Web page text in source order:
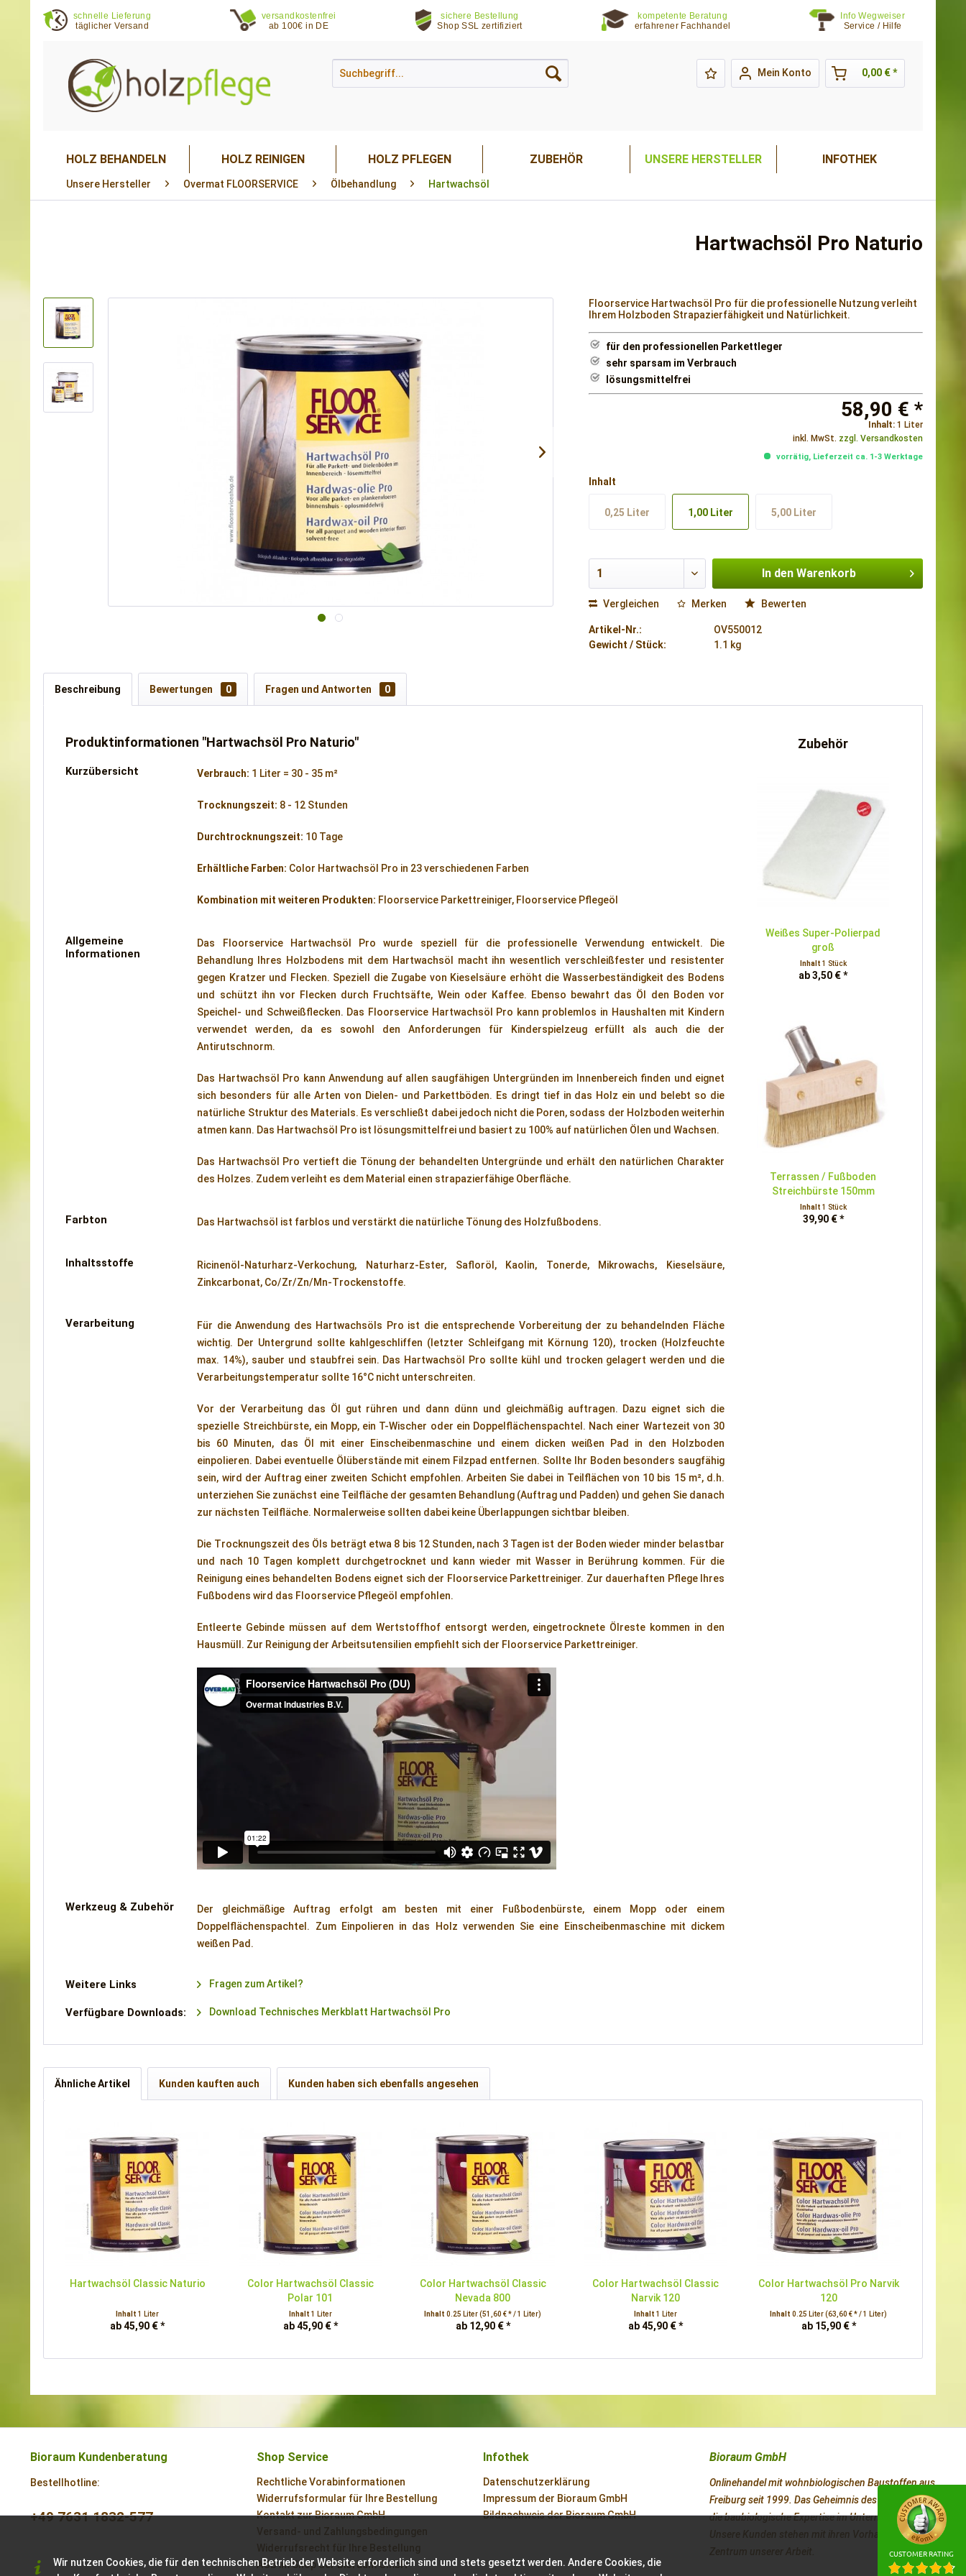
schnelle Lieferung
täglicher Versand
versandkostenfrei
ab 100€ in DE
sichere Bestellung
Shop SSL zertifiziert
kompetente Beratung
erfahrener Fachhandel
Info Wegweiser
Service / Hilfe
Mein Konto 0,00 € *
HOLZ BEHANDELN HOLZ REINIGEN HOLZ PFLEGEN ZUBEHÖR UNSERE HERSTELLER INFOTHEK
Unsere Hersteller Overmat FLOORSERVICE Ölbehandlung Hartwachsöl
Hartwachsöl Pro Naturio
Floorservice Hartwachsöl Pro für die professionelle Nutzung verleiht
Ihrem Holzboden Strapazierfähigkeit und Natürlichkeit.
für den professionellen Parkettleger
sehr sparsam im Verbrauch
lösungsmittelfrei
58,90 € *
Inhalt: 1 Liter
inkl. MwSt. zzgl. Versandkosten
vorrätig, Lieferzeit ca. 1-3 Werktage
Inhalt
0,25 Liter 1,00 Liter 5,00 Liter
In den Warenkorb
Vergleichen Merken Bewerten
Artikel-Nr.:
OV550012
Gewicht / Stück:
1.1 kg
Beschreibung Bewertungen 0 Fragen und Antworten 0
Produktinformationen "Hartwachsöl Pro Naturio"
Kurzübersicht Verbrauch: 1 Liter = 30 - 35 m²
Trocknungszeit: 8 - 12 Stunden
Durchtrocknungszeit: 10 Tage
Erhältliche Farben: Color Hartwachsöl Pro in 23 verschiedenen Farben
Kombination mit weiteren Produkten: Floorservice Parkettreiniger, Floorservice Pflegeöl
Allgemeine
Informationen
Das Floorservice Hartwachsöl Pro wurde speziell für die professionelle Verwendung entwickelt. Die
Behandlung Ihres Holzbodens mit dem Hartwachsöl macht ihn wesentlich verschleißfester und resistenter
gegen Kratzer und Flecken. Speziell die Zugabe von Kieselsäure erhöht die Wasserbeständigkeit des Bodens
und schützt ihn vor Flecken durch Fruchtsäfte, Wein oder Kaffee. Ebenso bewahrt das Öl den Boden vor
Speichel- und Schweißflecken. Das Floorservice Hartwachsöl Pro kann problemlos in Haushalten mit Kindern
verwendet werden, da es sowohl den Anforderungen für Kinderspielzeug erfüllt als auch die der
Antirutschnorm.
Das Hartwachsöl Pro kann Anwendung auf allen saugfähigen Untergründen im Innenbereich finden und eignet
sich besonders für alle Arten von Dielen- und Parkettböden. Es dringt tief in das Holz ein und belebt so die
natürliche Struktur des Materials. Es verschließt dabei jedoch nicht die Poren, sodass der Holzboden weiterhin
atmen kann. Das Hartwachsöl Pro ist lösungsmittelfrei und basiert zu 100% auf natürlichen Ölen und Wachsen.
Das Hartwachsöl Pro vertieft die Tönung der behandelten Untergründe und erhält den natürlichen Charakter
des Holzes. Zudem verleiht es dem Material einen strapazierfähige Oberfläche.
Farbton Das Hartwachsöl ist farblos und verstärkt die natürliche Tönung des Holzfußbodens.
Inhaltsstoffe
Ricinenöl-Naturharz-Verkochung, Naturharz-Ester, Safloröl, Kaolin, Tonerde, Mikrowachs, Kieselsäure,
Zinkcarbonat, Co/Zr/Zn/Mn-Trockenstoffe.
Verarbeitung
Für die Anwendung des Hartwachsöls Pro ist die entsprechende Vorbereitung der zu behandelnden Fläche
wichtig. Der Untergrund sollte kahlgeschliffen (letzter Schleifgang mit Körnung 120), trocken (Holzfeuchte
max. 14%), sauber und staubfrei sein. Das Hartwachsöl Pro sollte kühl und trocken gelagert werden und die
Verarbeitungstemperatur sollte 16°C nicht unterschreiten.
Vor der Verarbeitung das Öl gut rühren und dann dünn und gleichmäßig auftragen. Dazu eignet sich die
spezielle Streichbürste, ein Mopp, ein T-Wischer oder ein Doppelflächenspachtel. Nach einer Wartezeit von 30
bis 60 Minuten, das Öl mit einer Einscheibenmaschine und einem dicken weißen Pad in den Holzboden
einpolieren. Dabei eventuelle Ölüberstände mit einem Filzpad entfernen. Sollte Ihr Boden besonders saugfähig
sein, wird der Auftrag einer zweiten Schicht empfohlen. Arbeiten Sie dabei in Teilflächen von 10 bis 15 m², d.h.
unterziehen Sie zunächst eine Teilfläche der gesamten Behandlung (Auftrag und Padden) und gehen Sie danach
zur nächsten Teilfläche. Normalerweise sollten dabei keine Überlappungen sichtbar bleiben.
Die Trocknungszeit des Öls beträgt etwa 8 bis 12 Stunden, nach 3 Tagen ist der Boden wieder minder belastbar
und nach 10 Tagen komplett durchgetrocknet und kann wieder mit Wasser in Berührung kommen. Für die
Reinigung eines behandelten Bodens eignet sich der Floorservice Parkettreiniger. Zur dauerhaften Pflege Ihres
Fußbodens wird das Floorservice Pflegeöl empfohlen.
Entleerte Gebinde müssen auf dem Wertstoffhof entsorgt werden, eingetrocknete Ölreste kommen in den
Hausmüll. Zur Reinigung der Arbeitsutensilien empfiehlt sich der Floorservice Parkettreiniger.
Werkzeug & Zubehör
Der gleichmäßige Auftrag erfolgt am besten mit einer Fußbodenbürste, einem Mopp oder einem
Doppelflächenspachtel. Zum Einpolieren in das Holz verwenden Sie eine Einscheibenmaschine mit dickem
weißen Pad.
Weitere Links Fragen zum Artikel?
Verfügbare Downloads: Download Technisches Merkblatt Hartwachsöl Pro
Zubehör
Weißes Super-Polierpad
groß
Inhalt 1 Stück
ab 3,50 € *
Terrassen / Fußboden
Streichbürste 150mm
Inhalt 1 Stück
39,90 € *
Ähnliche Artikel Kunden kauften auch Kunden haben sich ebenfalls angesehen
Hartwachsöl Classic Naturio
Inhalt1 Liter
ab 45,90 € *
Color Hartwachsöl Classic
Polar 101
Inhalt 1 Liter
ab 45,90 € *
Color Hartwachsöl Classic
Nevada 800
Inhalt0.25 Liter(51,60 € * / 1 Liter)
ab 12,90 € *
Color Hartwachsöl Classic
Narvik 120
Inhalt1 Liter
ab 45,90 € *
Color Hartwachsöl Pro Narvik
120
Inhalt0.25 Liter(63,60 € * / 1 Liter)
ab 15,90 € *
Bioraum Kundenberatung
Bestellhotline:
+49 7631 1832-577
Shop Service
Rechtliche Vorabinformationen
Widerrufsformular für Ihre Bestellung
Kontakt zur Bioraum GmbH
Versand- und Zahlungsbedingungen
Widerrufsrecht für Ihre Bestellung
AGB im Shop der Bioraum GmbH
Infothek
Datenschutzerklärung
Impressum der Bioraum GmbH
Bildnachweis der Bioraum GmbH
Bioraum GmbH
Onlinehandel mit wohnbiologischen Baustoffen aus
Freiburg seit 1999. Das Geheimnis des Erfolges ist
die baubiologische Expertise im Unternehmen.
Unsere Kunden stehen mit ihren Vorhaben im
Zentrum unserer Arbeit.
Wir nutzen Cookies, die für den technischen Betrieb der Website erforderlich sind und stets gesetzt werden. Andere Cookies, die
CUSTOMER RATING